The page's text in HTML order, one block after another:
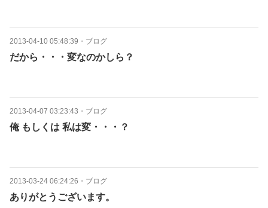
2013-04-10 05:48:39 ・ ブログ
だから・・・変なのかしら？
2013-04-07 03:23:43 ・ ブログ
俺 もしくは 私は変・・・？
2013-03-24 06:24:26 ・ ブログ
ありがとうございます。